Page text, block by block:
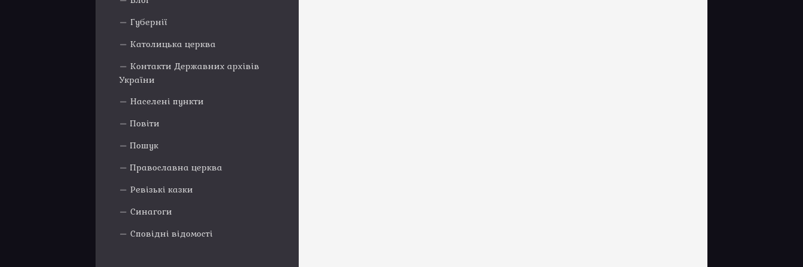
Губернії
Католицька церква
Контакти Державних архівів
України
Населені пункти
Повіти
Пошук
Православна церква
Ревізькі казки
Синагоги
Сповідні відомості